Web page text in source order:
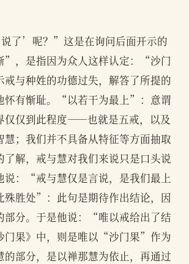
了’呢？”这是在询问后面开示的
”，是指因为众人这样认定：“沙门
戒与种姓的功德过失，解答了所提的
怀有惭耻。“以若干为最上”：意谓
仅仅到此程度——也就是五戒，以及
慧；我们并不具备从特征等方面抽取
了解，戒与慧对我们来说只是口头说
说：“戒与慧仅是言说，是我们最上
胜处”：此句是期待作出结论，因
部分。于是他说：“唯以戒给出了结
门果》中，则是唯以“沙门果”作为
的部分，是以禅那慧为依止，再通过